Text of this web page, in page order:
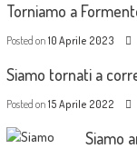
Torniamo a
Posted on 10 Aprile 2023
Siamo tornati a
Posted on 15 Aprile 2022
Siamo